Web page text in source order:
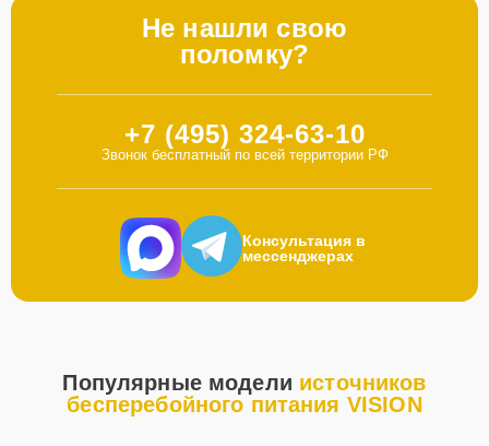
Не нашли свою
поломку?
+7 (495) 324-63-10
Звонок бесплатный по всей территории РФ
Консультация в
мессенджерах
Популярные модели источников
бесперебойного питания VISION